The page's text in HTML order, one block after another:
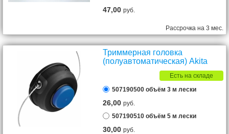
47,00руб.
Рассрочка на 3 мес.
Триммерная головка
(полуавтоматическая) Akita
Есть на складе
507190500 объём 3 м лески
26,00руб.
507190510 объём 5 м лески
30,00руб.